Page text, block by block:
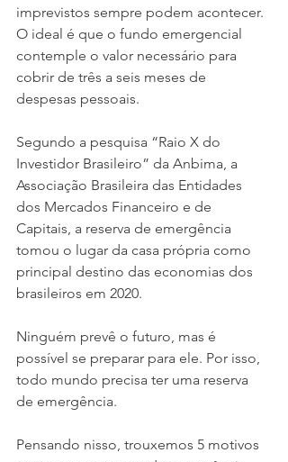
imprevistos sempre podem acontecer.
O ideal é que o fundo emergencial
contemple o valor necessário para
cobrir de três a seis meses de
despesas pessoais.
Segundo a pesquisa “Raio X do
Investidor Brasileiro” da Anbima, a
Associação Brasileira das Entidades
dos Mercados Financeiro e de
Capitais, a reserva de emergência
tomou o lugar da casa própria como
principal destino das economias dos
brasileiros em 2020.
Ninguém prevê o futuro, mas é
possível se preparar para ele. Por isso,
todo mundo precisa ter uma reserva
de emergência.
Pensando nisso, trouxemos 5 motivos